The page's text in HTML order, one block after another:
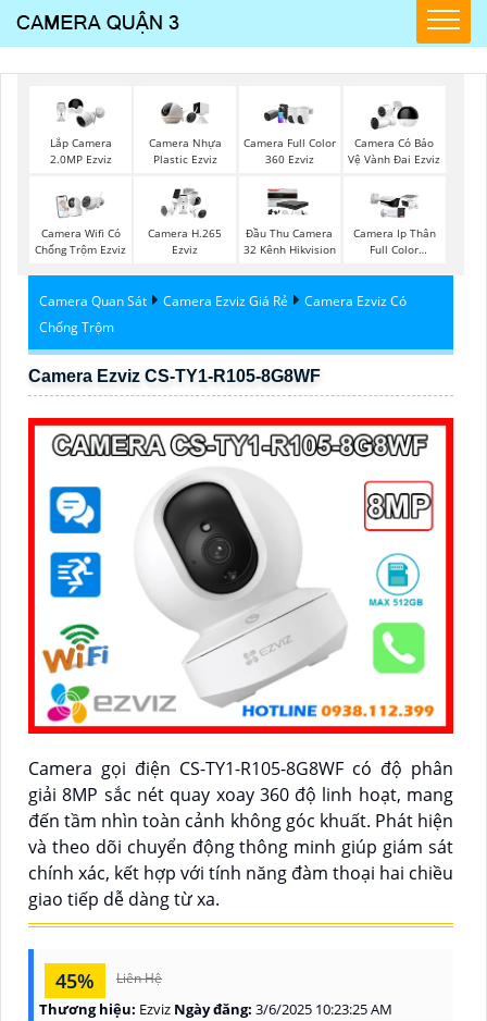
Lắp Camera
2.0MP Ezviz
Camera Nhựa
Plastic Ezviz
Camera Full Color
360 Ezviz
Camera Có Bảo
Vệ Vành Đai Ezviz
Camera Wifi Có
Chống Trộm Ezviz
Camera H.265
Ezviz
Đầu Thu Camera
32 Kênh Hikvision
Camera Ip Thân
Full Color
Camera Quan Sát Camera Ezviz Giá Rẻ
Camera Ezviz Có
Chống Trộm
Camera Ezviz CS-TY1-R105-8G8WF
Camera gọi điện CS-TY1-R105-8G8WF có độ phân
giải 8MP sắc nét quay xoay 360 độ linh hoạt, mang
đến tầm nhìn toàn cảnh không góc khuất. Phát hiện
và theo dõi chuyển động thông minh giúp giám sát
chính xác, kết hợp với tính năng đàm thoại hai chiều
giao tiếp dễ dàng từ xa.
45% Liên Hệ
Thương hiệu: Ezviz Ngày đăng: 3/6/2025 10:23:25 AM